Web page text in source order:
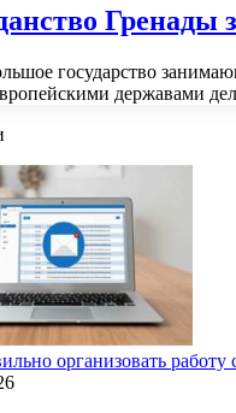
Гренады
государство
державами
организовать работу